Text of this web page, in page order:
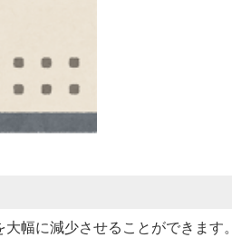
幅に減少させることができます。